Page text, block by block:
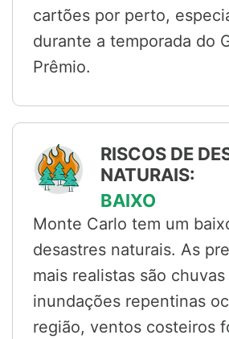
cartões por perto,
durante a temporada do
Prêmio.
RISCOS DE
NATURAIS:
BAIXO
Monte Carlo tem um
desastres naturais. As
mais realistas são
inundações repentinas
região, ventos costeiros